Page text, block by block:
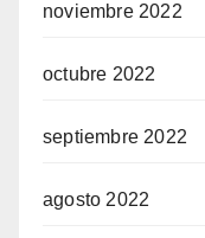
noviembre 2022
octubre 2022
septiembre 2022
agosto 2022